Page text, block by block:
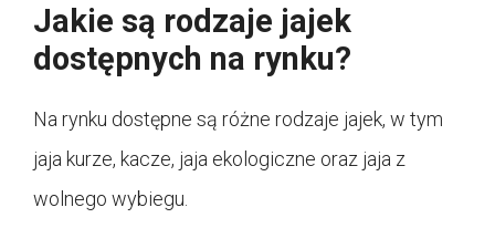
Jakie są rodzaje jajek
dostępnych na rynku?
Na rynku dostępne są różne rodzaje jajek, w tym
jaja kurze, kacze, jaja ekologiczne oraz jaja z
wolnego wybiegu.